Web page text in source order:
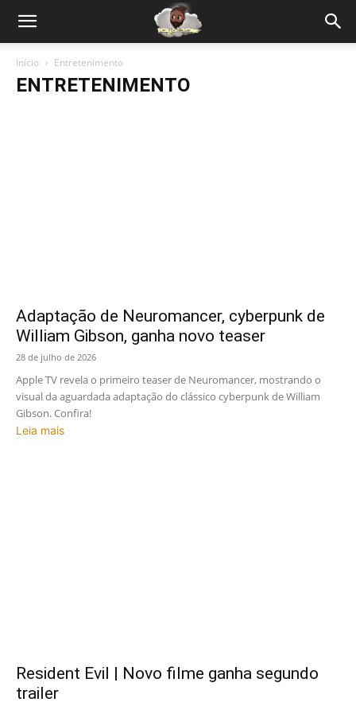
Início Entretenimento
ENTRETENIMENTO
Adaptação de Neuromancer, cyberpunk de
William Gibson, ganha novo teaser
28 de julho de 2026
Apple TV revela o primeiro teaser de Neuromancer, mostrando o
visual da aguardada adaptação do clássico cyberpunk de William
Gibson. Confira!
Leia mais
Resident Evil | Novo filme ganha segundo
trailer